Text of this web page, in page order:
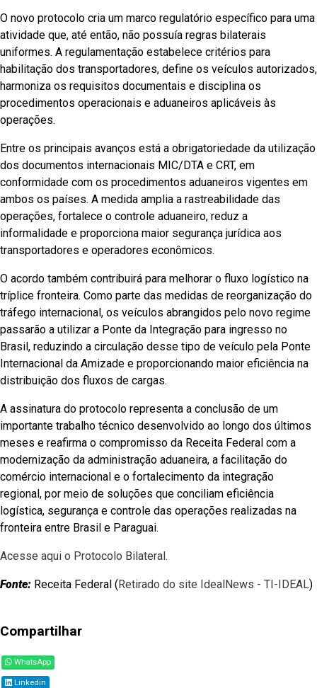
O novo protocolo cria um marco regulatório específico para uma
atividade que, até então, não possuía regras bilaterais
uniformes. A regulamentação estabelece critérios para
habilitação dos transportadores, define os veículos autorizados,
harmoniza os requisitos documentais e disciplina os
procedimentos operacionais e aduaneiros aplicáveis às
operações.
Entre os principais avanços está a obrigatoriedade da utilização
dos documentos internacionais MIC/DTA e CRT, em
conformidade com os procedimentos aduaneiros vigentes em
ambos os países. A medida amplia a rastreabilidade das
operações, fortalece o controle aduaneiro, reduz a
informalidade e proporciona maior segurança jurídica aos
transportadores e operadores econômicos.
O acordo também contribuirá para melhorar o fluxo logístico na
tríplice fronteira. Como parte das medidas de reorganização do
tráfego internacional, os veículos abrangidos pelo novo regime
passarão a utilizar a Ponte da Integração para ingresso no
Brasil, reduzindo a circulação desse tipo de veículo pela Ponte
Internacional da Amizade e proporcionando maior eficiência na
distribuição dos fluxos de cargas.
A assinatura do protocolo representa a conclusão de um
importante trabalho técnico desenvolvido ao longo dos últimos
meses e reafirma o compromisso da Receita Federal com a
modernização da administração aduaneira, a facilitação do
comércio internacional e o fortalecimento da integração
regional, por meio de soluções que conciliam eficiência
logística, segurança e controle das operações realizadas na
fronteira entre Brasil e Paraguai.
Acesse aqui o Protocolo Bilateral.
Fonte: Receita Federal (Retirado do site IdealNews - TI-IDEAL)
Compartilhar
WhatsApp
Linkedin